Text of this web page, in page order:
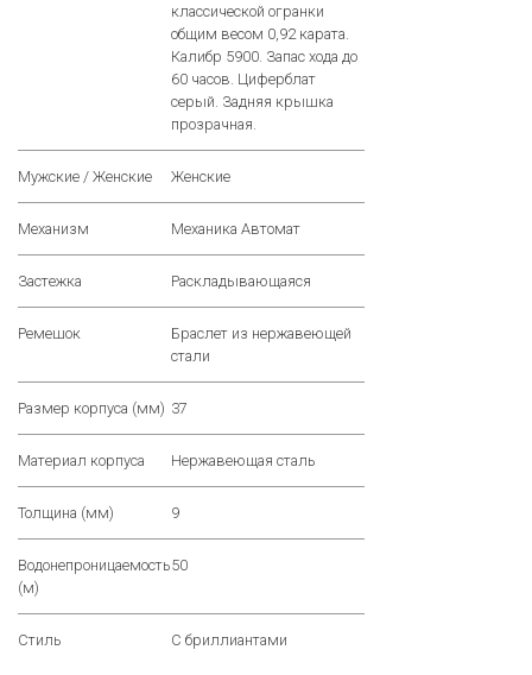
классической огранки
общим весом 0,92 карата.
Калибр 5900. Запас хода до
60 часов. Циферблат
серый. Задняя крышка
прозрачная.
Мужские / Женские Женские
Механизм Механика Автомат
Застежка Раскладывающаяся
Ремешок
Браслет из нержавеющей
стали
Размер корпуса (мм) 37
Материал корпуса Нержавеющая сталь
Толщина (мм) 9
Водонепроницаемость
(м)
50
Стиль С бриллиантами